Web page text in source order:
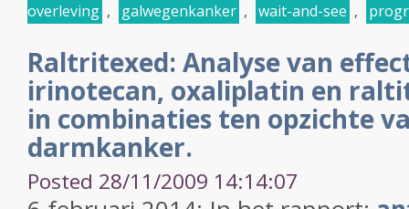
overleving , galwegenkanker , wait-and-see ,
Raltritexed: Analyse van
irinotecan, oxaliplatin en
in combinaties ten opzichte
darmkanker.
Posted 28/11/2009 14:14:07